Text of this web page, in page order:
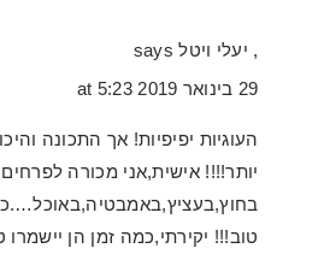
, יעלי ויטל says
29 בינואר 2019 at 5:23
העוגיות יפיפיות! אך התכונה
יותר!!!! אישית,אני מכורה
טוב!!! יקירתי,כמה זמן הן יישמרו